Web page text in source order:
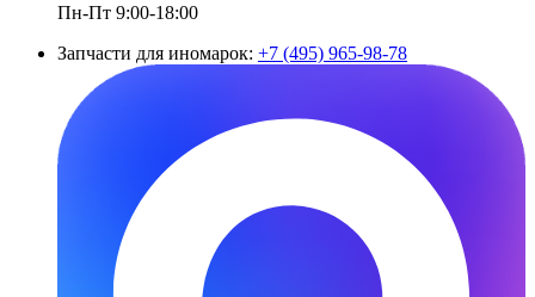
Пн-Пт 9:00-18:00
Запчасти для иномарок: +7 (495) 965-98-78